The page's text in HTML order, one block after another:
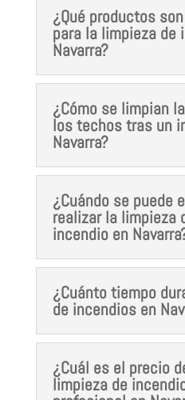
¿Qué productos
para la limpieza de
Navarra?
¿Cómo se limpian
los techos tras un
Navarra?
¿Cuándo se puede
realizar la limpieza
incendio en
¿Cuánto tiempo
de incendios en
¿Cuál es el precio
limpieza de